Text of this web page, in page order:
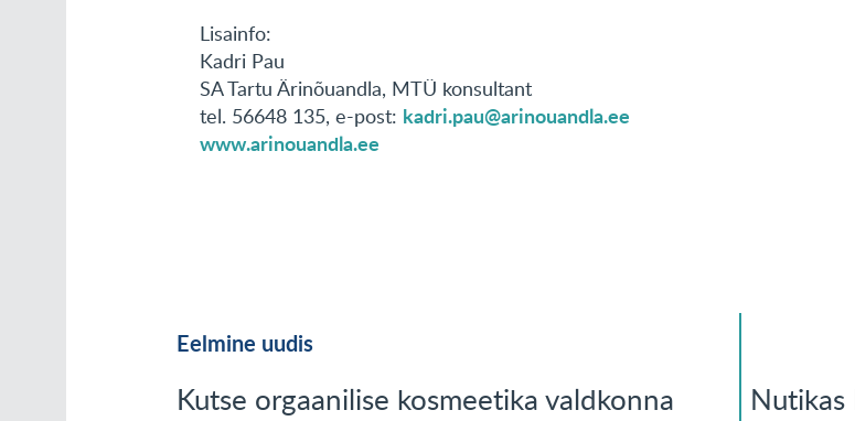
Lisainfo:
Kadri Pau
SA Tartu Ärinõuandla, MTÜ konsultant
tel. 56648 135, e-post: kadri.pau@arinouandla.ee
www.arinouandla.ee
Eelmine uudis
Kutse orgaanilise kosmeetika valdkonna